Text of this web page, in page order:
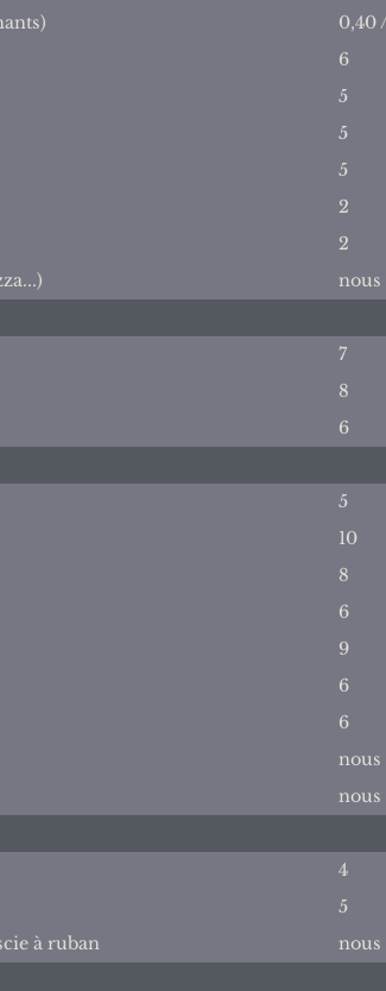
0,40
6
5
5
5
2
2
nous
7
8
6
5
10
8
6
9
6
6
nous
nous
4
5
à ruban
nous